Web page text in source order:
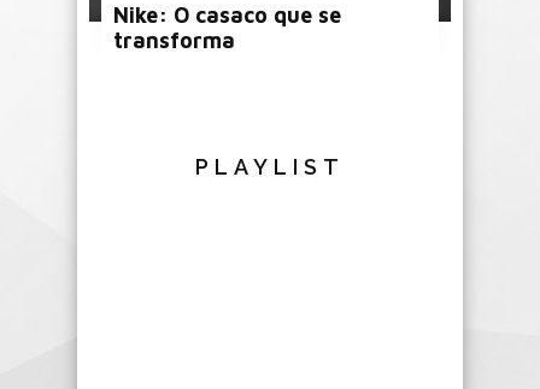
Nike: O casaco que se
transforma
PLAYLIST